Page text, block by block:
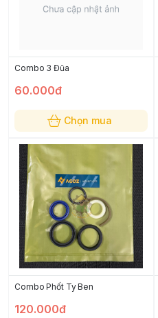
Combo 3 Đũa
60.000đ
Chọn mua
Combo Phốt Ty Ben
120.000đ